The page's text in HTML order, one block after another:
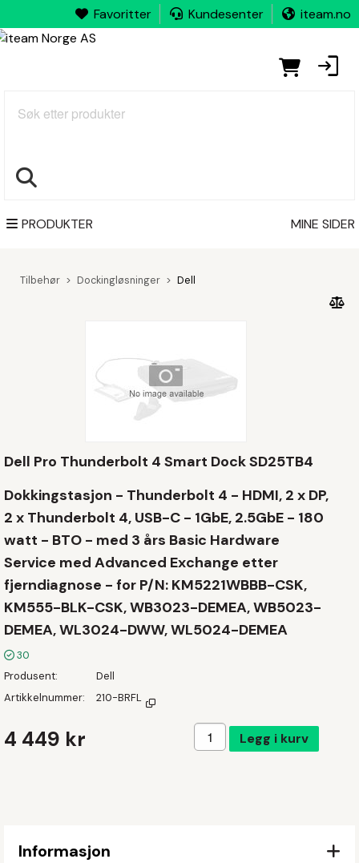
Favoritter Kundesenter iteam.no
Søk
PRODUKTER MINE SIDER
Tilbehør Dockingløsninger Dell
Dell Pro Thunderbolt 4 Smart Dock SD25TB4
Dokkingstasjon - Thunderbolt 4 - HDMI, 2 x DP,
2 x Thunderbolt 4, USB-C - 1GbE, 2.5GbE - 180
watt - BTO - med 3 års Basic Hardware
Service med Advanced Exchange etter
fjerndiagnose - for P/N: KM5221WBBB-CSK,
KM555-BLK-CSK, WB3023-DEMEA, WB5023-
DEMEA, WL3024-DWW, WL5024-DEMEA
30
Produsent
Dell
Artikkelnummer
210-BRFL
4 449 kr Legg i handlekurven
Legg i kurv
Informasjon